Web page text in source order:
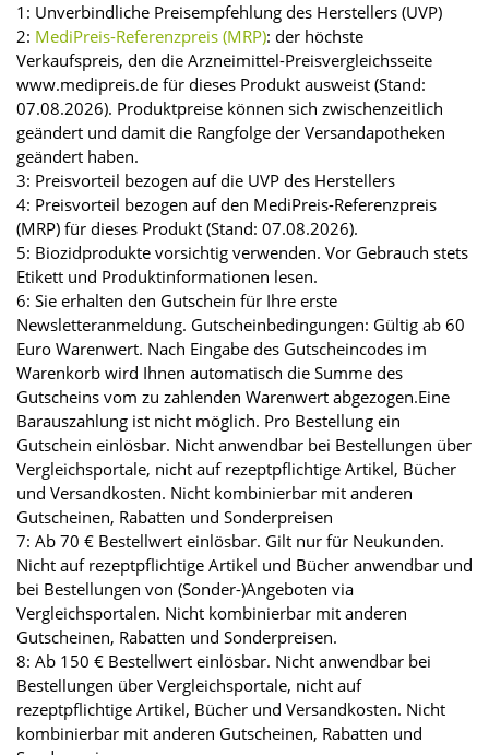
1: Unverbindliche Preisempfehlung des Herstellers (UVP)
2: MediPreis-Referenzpreis (MRP): der höchste
Verkaufspreis, den die Arzneimittel-Preisvergleichsseite
www.medipreis.de für dieses Produkt ausweist (Stand:
07.08.2026). Produktpreise können sich zwischenzeitlich
geändert und damit die Rangfolge der Versandapotheken
geändert haben.
3: Preisvorteil bezogen auf die UVP des Herstellers
4: Preisvorteil bezogen auf den MediPreis-Referenzpreis
(MRP) für dieses Produkt (Stand: 07.08.2026).
5: Biozidprodukte vorsichtig verwenden. Vor Gebrauch stets
Etikett und Produktinformationen lesen.
6: Sie erhalten den Gutschein für Ihre erste
Newsletteranmeldung. Gutscheinbedingungen: Gültig ab 60
Euro Warenwert. Nach Eingabe des Gutscheincodes im
Warenkorb wird Ihnen automatisch die Summe des
Gutscheins vom zu zahlenden Warenwert abgezogen.Eine
Barauszahlung ist nicht möglich. Pro Bestellung ein
Gutschein einlösbar. Nicht anwendbar bei Bestellungen über
Vergleichsportale, nicht auf rezeptpflichtige Artikel, Bücher
und Versandkosten. Nicht kombinierbar mit anderen
Gutscheinen, Rabatten und Sonderpreisen
7: Ab 70 € Bestellwert einlösbar. Gilt nur für Neukunden.
Nicht auf rezeptpflichtige Artikel und Bücher anwendbar und
bei Bestellungen von (Sonder-)Angeboten via
Vergleichsportalen. Nicht kombinierbar mit anderen
Gutscheinen, Rabatten und Sonderpreisen.
8: Ab 150 € Bestellwert einlösbar. Nicht anwendbar bei
Bestellungen über Vergleichsportale, nicht auf
rezeptpflichtige Artikel, Bücher und Versandkosten. Nicht
kombinierbar mit anderen Gutscheinen, Rabatten und